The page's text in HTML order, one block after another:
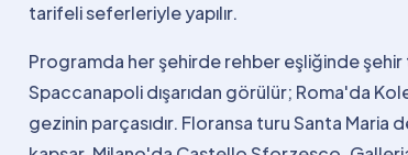
tarifeli seferleriyle yapılır.
Programda her şehirde rehber eşliğinde şehir
Spaccanapoli dışarıdan görülür; Roma'da
gezinin parçasıdır. Floransa turu Santa